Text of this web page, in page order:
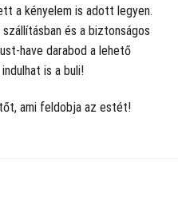
a kényelem is adott legyen.
szállításban és a biztonságos
have darabod a lehető
is a buli!
ami feldobja az estét!